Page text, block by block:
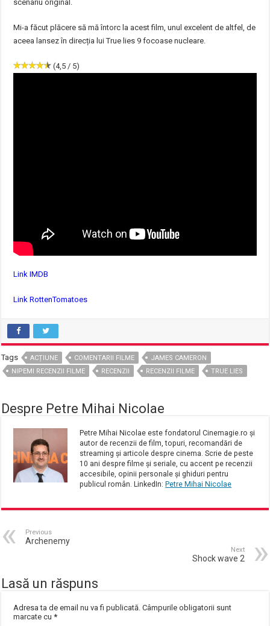
scenariu original.
Mi-a făcut plăcere să mă întorc la acest film, unul excelent de altfel, de
aceea lansez în direcția lui True lies 9 focoase nucleare.
(4,5 / 5)
Link IMDB
Link RottenTomatoes
Tags ACȚIUNE COMENTARII FILME
JAMES CAMERON
NIPEMI RECENZII FILME
RECENZII RECENZII FILME TRUE LIES
Despre Petre Mihai Nicolae
Petre Mihai Nicolae este fondatorul Cinemagie.ro și
autor de recenzii de film, topuri, recomandări de
streaming și articole despre cinema. Scrie de peste
10 ani despre filme și seriale, cu accent pe recenzii
accesibile, opinii personale și ghiduri pentru
publicul român. LinkedIn: Petre Mihai Nicolae
Previous
Archenemy
Next
Shock wave 2
Lasă un răspuns
Adresa ta de email nu va fi publicată. Câmpurile obligatorii sunt
marcate cu*